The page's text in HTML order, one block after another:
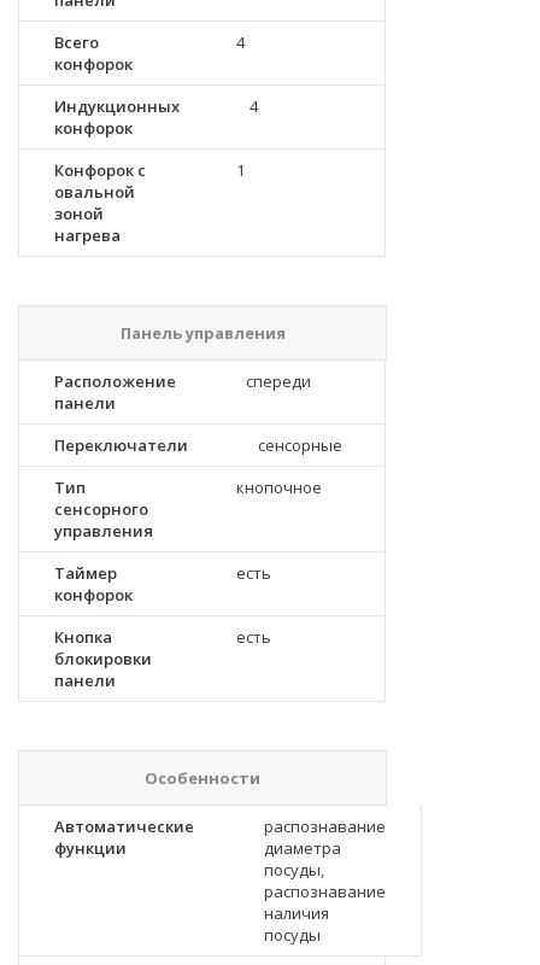
Всего
конфорок
4
Индукционных
конфорок
4
Конфорок с
овальной
зоной
нагрева
1
Панель управления
Расположение
панели
спереди
Переключатели
сенсорные
Тип
сенсорного
управления
кнопочное
Таймер
конфорок
есть
Кнопка
блокировки
панели
есть
Особенности
Автоматические
функции
распознавание
диаметра
посуды,
распознавание
наличия
посуды